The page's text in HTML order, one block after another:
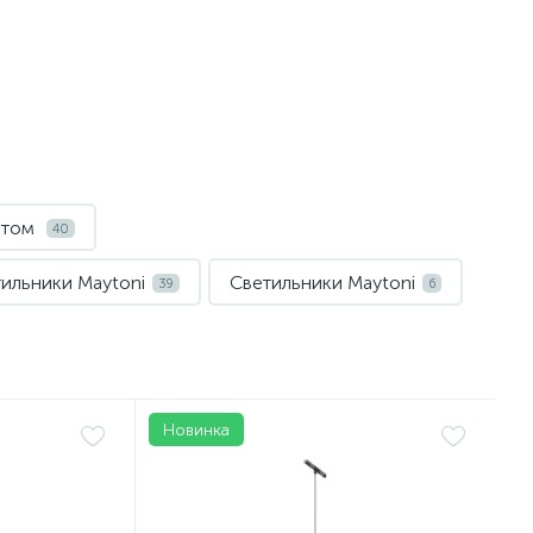
40
Maytoni 39 Светильники Maytoni 6
Новинка